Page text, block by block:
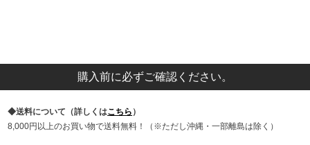
購入前に必ずご確認ください。
送料について（詳しくはこちら ）
8,000円以上のお買い物で送料無料！（※ただし沖縄・一部離島は除く）